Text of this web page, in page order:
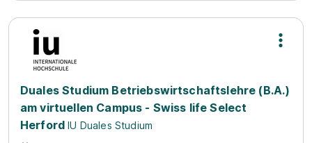
Duales Studium Betriebswirtschaftslehre (B.A.)
am virtuellen Campus - Swiss life Select
Herford IU Duales Studium